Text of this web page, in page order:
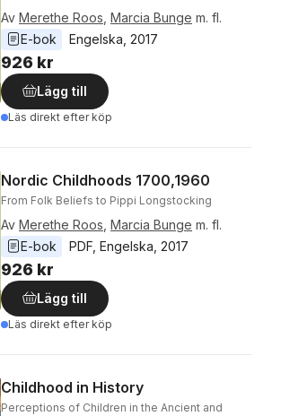
Av Merethe Roos Marcia Bunge m. fl.
E-bok
Engelska 2017
926 kr
Lägg till
Läs direkt efter köp
Nordic Childhoods 1700,1960
From Folk Beliefs to Pippi Longstocking
Av Merethe Roos Marcia Bunge m. fl.
E-bok
PDF Engelska 2017
926 kr
Lägg till
Läs direkt efter köp
Childhood in History
Perceptions of Children in the Ancient and